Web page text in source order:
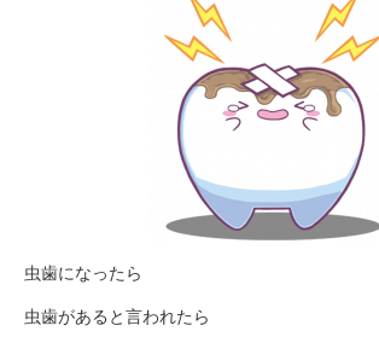
虫歯になったら
虫歯があると言われたら